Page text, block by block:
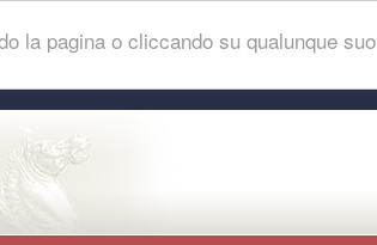
la pagina o cliccando su qualunque suo